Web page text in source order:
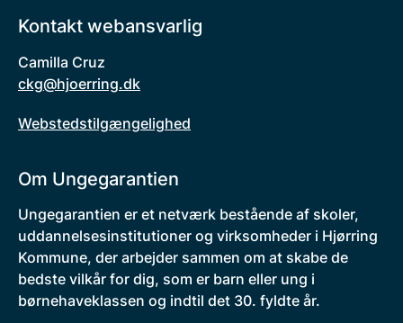
Kontakt webansvarlig
Camilla Cruz
ckg@hjoerring.dk
Webstedstilgængelighed
Om Ungegarantien
Ungegarantien er et netværk bestående af skoler,
uddannelsesinstitutioner og virksomheder i Hjørring
Kommune, der arbejder sammen om at skabe de
bedste vilkår for dig, som er barn eller ung i
børnehaveklassen og indtil det 30. fyldte år.